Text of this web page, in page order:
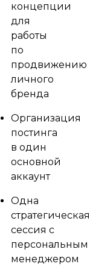
концепции
для
работы
по
продвижению
личного
бренда
Организация
постинга
в один
основной
аккаунт
Одна
стратегическая
сессия с
персональным
менеджером